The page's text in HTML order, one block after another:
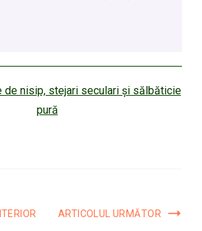
de nisip, stejari seculari și sălbăticie
pură
ARTICOLUL URMĂTOR